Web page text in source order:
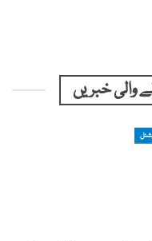
والی خبریں